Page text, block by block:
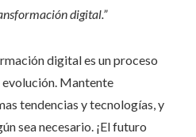
digital.”
digital es un proceso
Mantente
tendencias y tecnologías, y
sea necesario. ¡El futuro